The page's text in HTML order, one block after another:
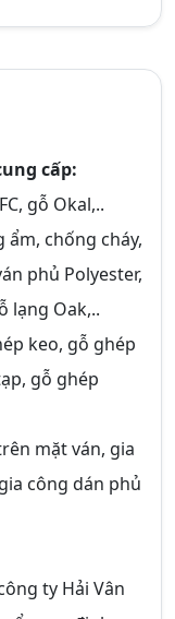
cấp:
gỗ Okal,..
ẩm, chống cháy,
phủ Polyester,
lạng Oak,..
keo, gỗ ghép
gỗ ghép
mặt ván, gia
công dán phủ
ty Hải Vân